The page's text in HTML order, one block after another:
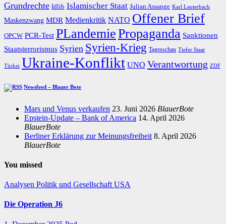
Grundrechte Idlib Islamischer Staat Julian Assange Karl Lauterbach
Maskenzwang MDR Medienkritik NATO Offener Brief
OPCW PCR-Test PLandemiePropaganda Sanktionen
Staatsterrorismus Syrien Syrien-Krieg Tagesschau Tiefer Staat
Türkei Ukraine-Konflikt UNO Verantwortung ZDF
Newsfeed – Blauer Bote
Mars und Venus verkaufen 23. Juni 2026 BlauerBote
Epstein-Update – Bank of America 14. April 2026
BlauerBote
Berliner Erklärung zur Meinungsfreiheit 8. April 2026
BlauerBote
You missed
Analysen Politik und Gesellschaft USA
Die Operation J6